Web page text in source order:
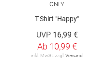
ONLY
T-Shirt "Happy"
UVP 16,99 €
Ab 10,99 €
inkl. MwSt. zzgl.Versand